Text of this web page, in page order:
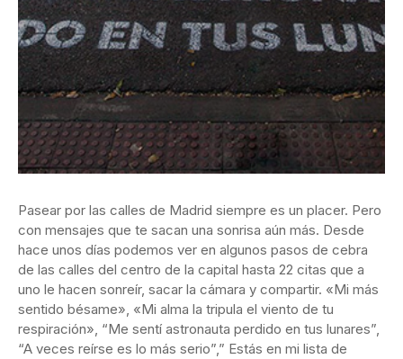
Pasear por las calles de Madrid siempre es un placer. Pero
con mensajes que te sacan una sonrisa aún más. Desde
hace unos días podemos ver en algunos pasos de cebra
de las calles del centro de la capital hasta 22 citas que a
uno le hacen sonreír, sacar la cámara y compartir. «Mi más
sentido bésame», «Mi alma la tripula el viento de tu
respiración», “Me sentí astronauta perdido en tus lunares”,
“A veces reírse es lo más serio”,” Estás en mi lista de